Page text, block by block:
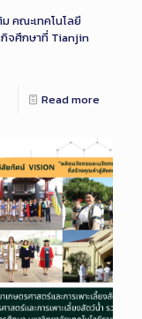
มคณะเทคโนโลยี
จศึกษาที่ Tianjin
Read more